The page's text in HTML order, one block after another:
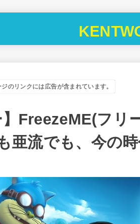
のリンクには広告が含まれています。
】FreezeME(フリ
亜流でも、今の